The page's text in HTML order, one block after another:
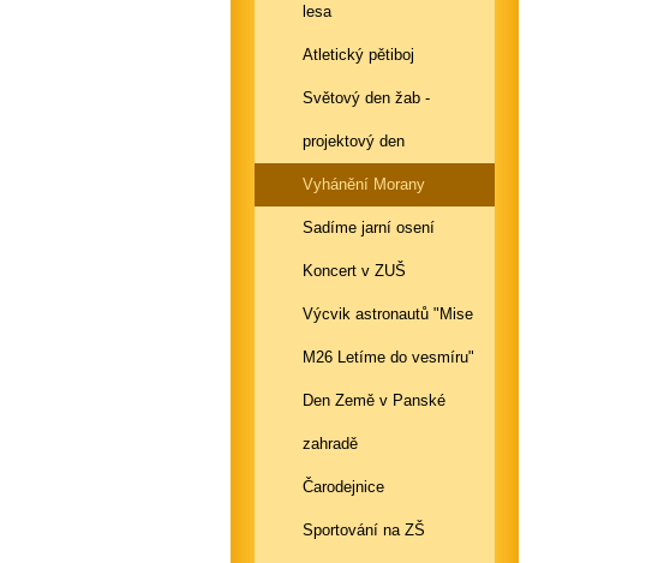
lesa
Atletický pětiboj
Světový den žab -
projektový den
Vyhánění Morany
Sadíme jarní osení
Koncert v ZUŠ
Výcvik astronautů "Mise
M26 Letíme do vesmíru"
Den Země v Panské
zahradě
Čarodejnice
Sportování na ZŠ